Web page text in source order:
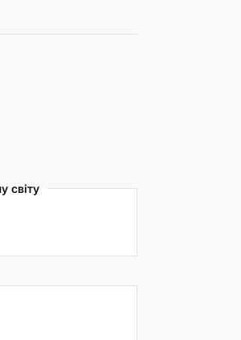
світу